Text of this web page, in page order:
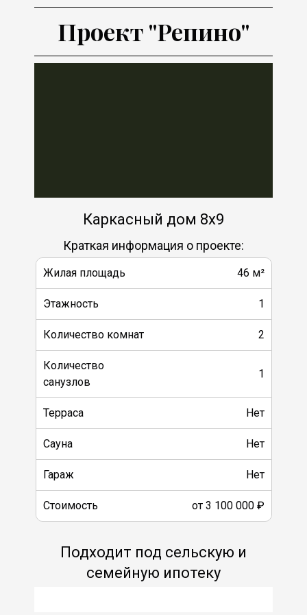
Проект "Репино"
Каркасный дом 8х9
Краткая информация о проекте:
Жилая площадь 46 м²
Этажность 1
Количество комнат 2
Количество
санузлов
1
Терраса Нет
Сауна Нет
Гараж Нет
Стоимость от 3 100 000 ₽
Подходит под сельскую и
семейную ипотеку